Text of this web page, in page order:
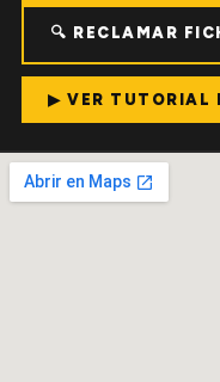
🔍 RECLAMAR
▶ VER TUTORIAL